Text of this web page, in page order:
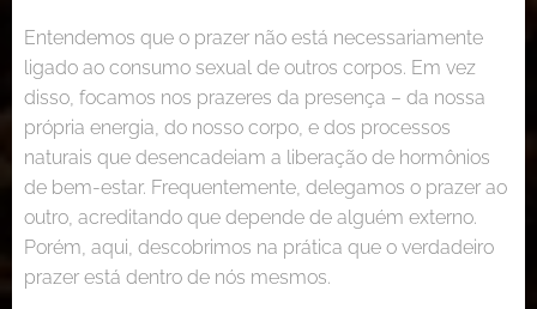
Entendemos que o prazer não está necessariamente
ligado ao consumo sexual de outros corpos. Em vez
disso, focamos nos prazeres da presença – da nossa
própria energia, do nosso corpo, e dos processos
naturais que desencadeiam a liberação de hormônios
de bem-estar. Frequentemente, delegamos o prazer ao
outro, acreditando que depende de alguém externo.
Porém, aqui, descobrimos na prática que o verdadeiro
prazer está dentro de nós mesmos.